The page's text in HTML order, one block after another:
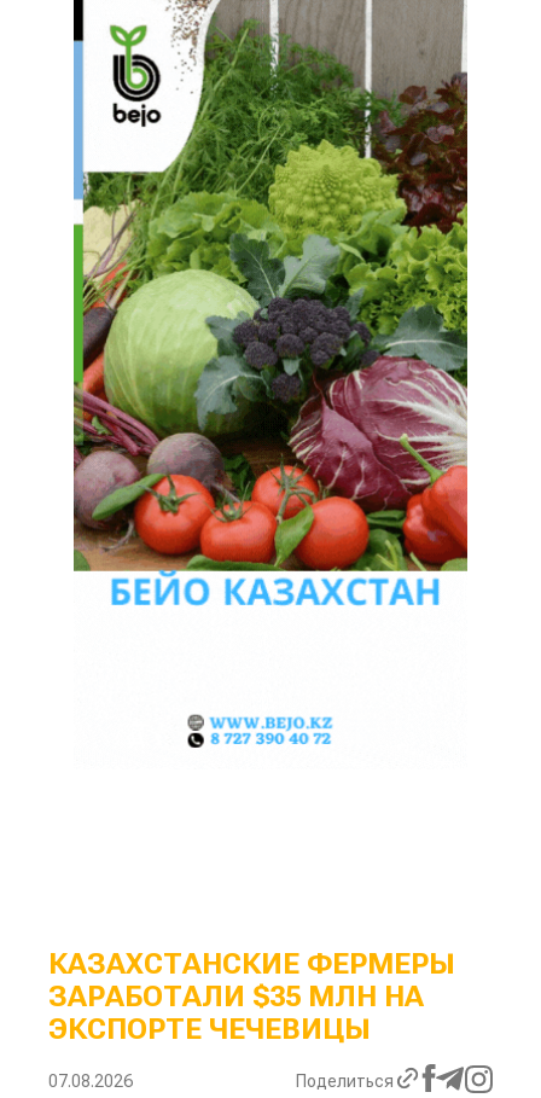
КАЗАХСТАНСКИЕ ФЕРМЕРЫ
ЗАРАБОТАЛИ $35 МЛН НА
ЭКСПОРТЕ ЧЕЧЕВИЦЫ
07.08.2026 Поделиться